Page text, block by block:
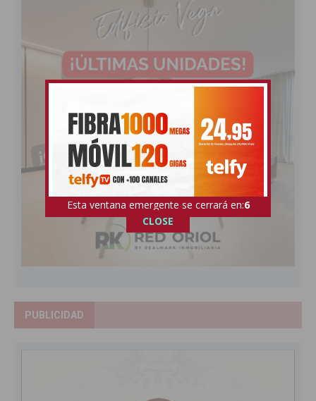
PUBLICIDAD
Esta ventana emergente se cerrará en:4
CLOSE